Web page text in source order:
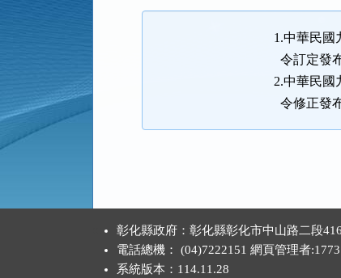
功
1.中華民國
令訂定發
2.中華民國
令修正發
彰化縣政府：彰化縣彰化市中山路二段
電話總機： (04)7222151 網頁管理者:1773
系統版本： 114.11.28